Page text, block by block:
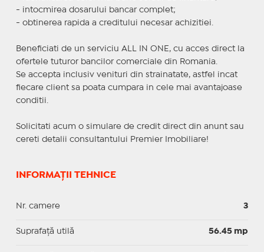
- intocmirea dosarului bancar complet;
- obtinerea rapida a creditului necesar achizitiei.
Beneficiati de un serviciu ALL IN ONE, cu acces direct la
ofertele tuturor bancilor comerciale din Romania.
Se accepta inclusiv venituri din strainatate, astfel incat
fiecare client sa poata cumpara in cele mai avantajoase
conditii.
Solicitati acum o simulare de credit direct din anunt sau
cereti detalii consultantului Premier Imobiliare!
INFORMAȚII TEHNICE
Nr. camere 3
Suprafaţă utilă 56.45 mp